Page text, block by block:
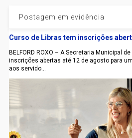
Postagem em evidência
Curso de Libras tem inscrições
BELFORD ROXO – A Secretaria Municipal
inscrições abertas até 12 de agosto para
aos servido...